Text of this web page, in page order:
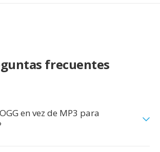
frecuentes
en vez de MP3 para